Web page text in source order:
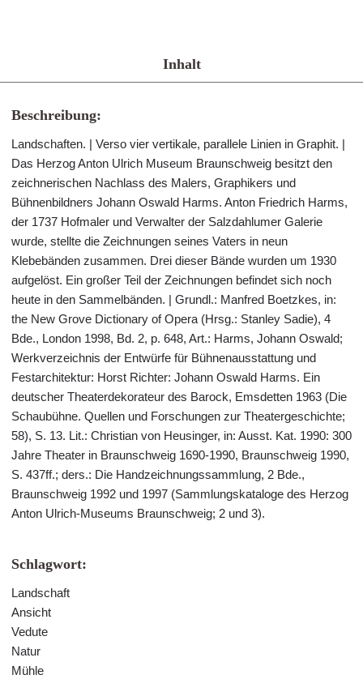
Inhalt
Beschreibung:
Landschaften. | Verso vier vertikale, parallele Linien in Graphit. |
Das Herzog Anton Ulrich Museum Braunschweig besitzt den
zeichnerischen Nachlass des Malers, Graphikers und
Bühnenbildners Johann Oswald Harms. Anton Friedrich Harms,
der 1737 Hofmaler und Verwalter der Salzdahlumer Galerie
wurde, stellte die Zeichnungen seines Vaters in neun
Klebebänden zusammen. Drei dieser Bände wurden um 1930
aufgelöst. Ein großer Teil der Zeichnungen befindet sich noch
heute in den Sammelbänden. | Grundl.: Manfred Boetzkes, in:
the New Grove Dictionary of Opera (Hrsg.: Stanley Sadie), 4
Bde., London 1998, Bd. 2, p. 648, Art.: Harms, Johann Oswald;
Werkverzeichnis der Entwürfe für Bühnenausstattung und
Festarchitektur: Horst Richter: Johann Oswald Harms. Ein
deutscher Theaterdekorateur des Barock, Emsdetten 1963 (Die
Schaubühne. Quellen und Forschungen zur Theatergeschichte;
58), S. 13. Lit.: Christian von Heusinger, in: Ausst. Kat. 1990: 300
Jahre Theater in Braunschweig 1690-1990, Braunschweig 1990,
S. 437ff.; ders.: Die Handzeichnungssammlung, 2 Bde.,
Braunschweig 1992 und 1997 (Sammlungskataloge des Herzog
Anton Ulrich-Museums Braunschweig; 2 und 3).
Schlagwort:
Landschaft
Ansicht
Vedute
Natur
Mühle